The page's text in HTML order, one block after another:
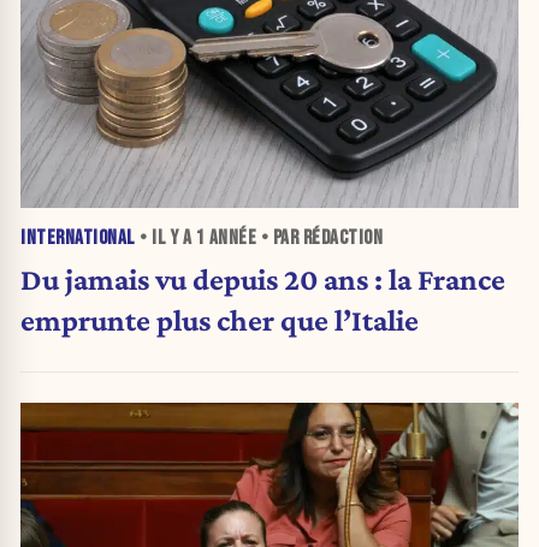
INTERNATIONAL • IL Y A 1 ANNÉE • PAR RÉDACTION
Du jamais vu depuis 20 ans : la France
emprunte plus cher que l’Italie